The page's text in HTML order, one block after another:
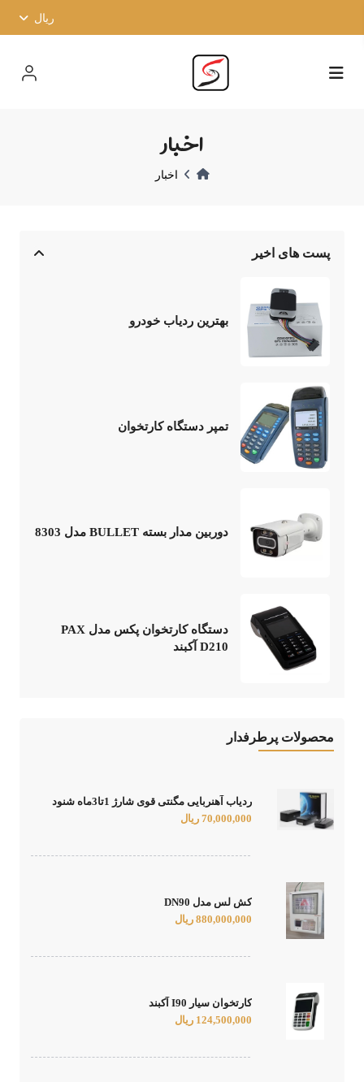
ریال
اخبار
اخبار
پست های اخیر
بهترین ردیاب خودرو
تمپر دستگاه کارتخوان
دوربین مدار بسته BULLET مدل 8303
دستگاه کارتخوان پکس مدل PAX
D210 آکبند
محصولات پرطرفدار
ردیاب آهنربایی مگنتی قوی شارژ 1تا3ماه شنود
کمپینگی
70,000,000 ریال
کش لس مدل DN90
880,000,000 ریال
کارتخوان سیار I90 آکبند
124,500,000 ریال